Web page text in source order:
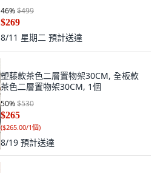
46%$499
$269
8/11 星期二 預計送達
塑藤款茶色二層置物架30CM, 全板款
茶色二層置物架30CM, 1個
50%$530
$265
($265.00/1個)
8/19 預計送達